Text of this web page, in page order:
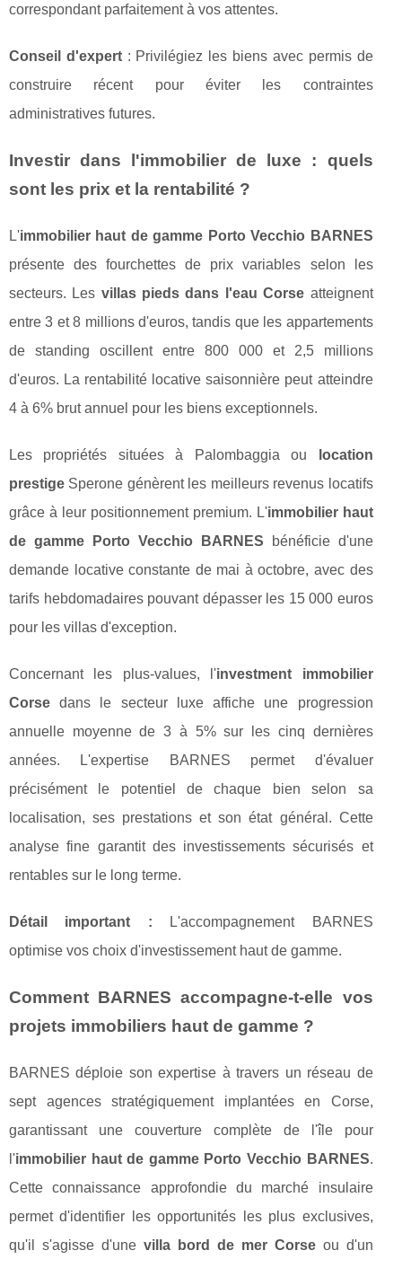
correspondant parfaitement à vos attentes.
Conseil d'expert: Privilégiez les biens avec permis de
construire récent pour éviter les contraintes
administratives futures.
Investir dans l'immobilier de luxe : quels
sont les prix et la rentabilité ?
L'immobilier haut de gamme Porto Vecchio BARNES
présente des fourchettes de prix variables selon les
secteurs. Les villas pieds dans l'eau Corse atteignent
entre 3 et 8 millions d'euros, tandis que les appartements
de standing oscillent entre 800 000 et 2,5 millions
d'euros. La rentabilité locative saisonnière peut atteindre
4 à 6% brut annuel pour les biens exceptionnels.
Les propriétés situées à Palombaggia ou
location
prestige Sperone génèrent les meilleurs revenus locatifs
grâce à leur positionnement premium. L'immobilier haut
de gamme Porto Vecchio BARNES bénéficie d'une
demande locative constante de mai à octobre, avec des
tarifs hebdomadaires pouvant dépasser les 15 000 euros
pour les villas d'exception.
Concernant les plus-values, l'investment immobilier
Corse dans le secteur luxe affiche une progression
annuelle moyenne de 3 à 5% sur les cinq dernières
années. L'expertise BARNES permet d'évaluer
précisément le potentiel de chaque bien selon sa
localisation, ses prestations et son état général. Cette
analyse fine garantit des investissements sécurisés et
rentables sur le long terme.
Détail important : L'accompagnement BARNES
optimise vos choix d'investissement haut de gamme.
Comment BARNES accompagne-t-elle vos
projets immobiliers haut de gamme ?
BARNES déploie son expertise à travers un réseau de
sept agences stratégiquement implantées en Corse,
garantissant une couverture complète de l'île pour
l'immobilier haut de gamme Porto Vecchio BARNES.
Cette connaissance approfondie du marché insulaire
permet d'identifier les opportunités les plus exclusives,
qu'il s'agisse d'une villa bord de mer Corseou d'un